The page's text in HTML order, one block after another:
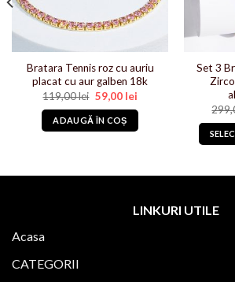
Bratara Tennis roz cu auriu
placat cu aur galben 18k
119,00lei Prețul
inițial
a
fost:
119,00 lei.
59,00 leiPrețul
este:
59,00 lei.
ADAUGĂ ÎN COȘ
Set 3
LINKURI UTILE
Acasa
CATEGORII